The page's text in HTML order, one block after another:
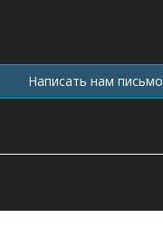
Написать нам письмо